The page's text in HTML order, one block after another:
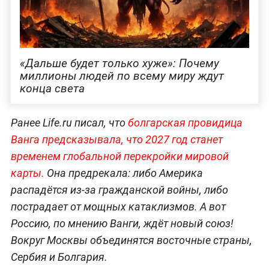
«Дальше будет только хуже»: Почему
миллионы людей по всему миру ждут
конца света
Ранее Life.ru писал, чтоболгарская провидица
Ванга предсказывала, что 2027 год станет
временем глобальной перекройки мировой
карты. Она предрекала: либо Америка
распадётся из-за гражданской войны, либо
пострадает от мощных катаклизмов. А вот
Россию, по мнению Ванги, ждёт новый союз!
Вокруг Москвы объединятся восточные страны,
Сербия и Болгария.